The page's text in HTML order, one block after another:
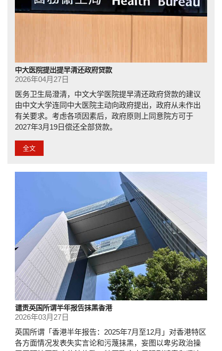
中大医院提出提早清还政府贷款
2026年04月27日
医务卫生局澄清，中文大学医院提早清还政府贷款的建议
由中文大学连同中大医院主动向政府提出，政府从未作出
有关要求。考虑各项因素后，政府原则上同意院方可于
2027年3月19日偿还全部贷款。
全文
谴责英国所谓半年报告抹黑香港
2026年03月27日
英国所谓「香港半年报告：2025年7月至12月」对香港特区
各方面情况发表失实言论和污蔑抹黑，妄图以卑劣政治操